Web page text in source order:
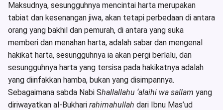
Maksudnya, sesungguhnya mencintai harta merupakan
tabiat dan kesenangan jiwa, akan tetapi perbedaan di antara
orang yang bakhil dan pemurah, di antara yang suka
memberi dan menahan harta, adalah sabar dan mengenal
hakikat harta, sesungguhnya ia akan pergi berlalu, dan
sesungguhnya harta yang tersisa pada hakikatnya adalah
yang diinfakkan hamba, bukan yang disimpannya.
Sebagaimana sabda Nabi Shallallahu ‘alaihi wa sallam yang
diriwayatkan al-Bukhari rahimahullah dari Ibnu Mas’ud